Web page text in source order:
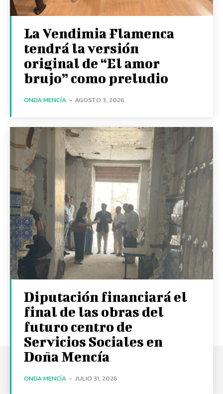
La Vendimia Flamenca
tendrá la versión
original de “El amor
brujo” como preludio
ONDA MENCÍA - AGOSTO 3, 2026
Diputación financiará el
final de las obras del
futuro centro de
Servicios Sociales en
Doña Mencía
ONDA MENCÍA - JULIO 31, 2026